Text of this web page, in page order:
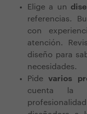
Elige a un
referencias.
con
atención.
diseño para
necesidades.
Pidevarios
cuenta la